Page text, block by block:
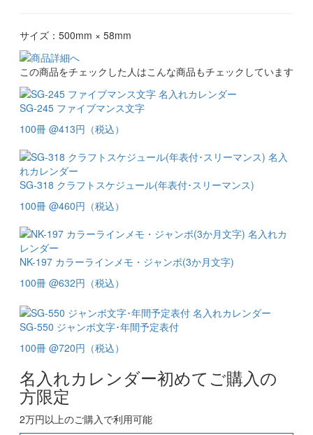
数字、文字が大きいから
毎年、気に入っているので注文している。 不動産業
毎年、同じカレンダーなので。いつもお願いしている店が、閉
電気設備
以前から同じデザインのカレンダーを販促用に利用しているた
め。
毎年、この商品を注文している
毎年、この商品を注文している
注文のやりとりがわかりやすい。 保険代理店
送り先の評判がいい
サイズ：500mm × 58mm
この商品をチェックした人はこんな商品もチェックしています
SG-245 ファイブマンス文字
100冊 @413円 （税込）
SG-318 クラフトスケジュール(年表付･スリーマンス)
100冊 @460円 （税込）
NK-197 カラーラインメモ・ジャンボ(3か月文字)
100冊 @632円 （税込）
SG-550 ジャンボ文字･年間予定表付
100冊 @720円 （税込）
名入れカレンダー初めてご購入の
方限定
2万円以上のご購入で利用可能